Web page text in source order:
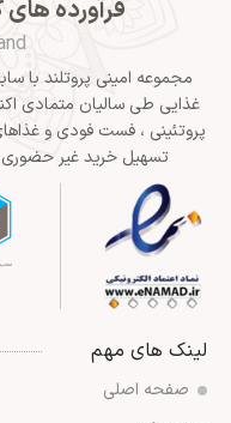
فرآورده
مجموعه امینی پروتلند با
غذایی طی سالیان متمادی
پروتئینی ، فست فودی و
تسهیل خرید غیر حضوری
لینک های مهم
صفحه اصلی